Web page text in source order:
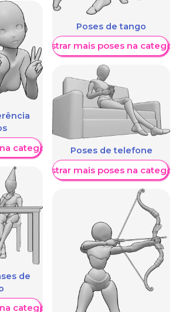
categoria
de
categoria
Poses de tango
Mostrar mais poses na
Poses de telefone
Mostrar mais poses na